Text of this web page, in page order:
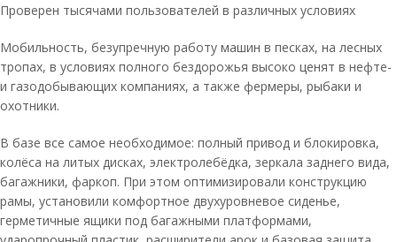
Проверен тысячами пользователей в различных условиях
Мобильность, безупречную работу машин в песках, на лесных
тропах, в условиях полного бездорожья высоко ценят в нефте-
и газодобывающих компаниях, а также фермеры, рыбаки и
охотники.
В базе все самое необходимое: полный привод и блокировка,
колёса на литых дисках, электролебёдка, зеркала заднего вида,
багажники, фаркоп. При этом оптимизировали конструкцию
рамы, установили комфортное двухуровневое сиденье,
герметичные ящики под багажными платформами,